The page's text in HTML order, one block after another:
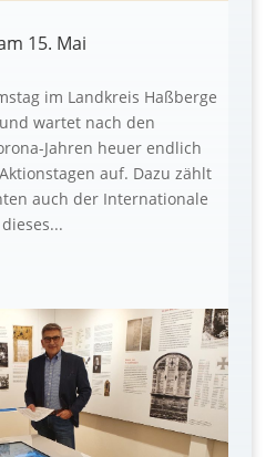
15. Mai
im Landkreis Haßberge
wartet nach den
Jahren heuer endlich
auf. Dazu zählt
auch der Internationale